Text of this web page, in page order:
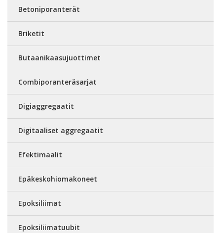
Betoniporanterät
Briketit
Butaanikaasujuottimet
Combiporanteräsarjat
Digiaggregaatit
Digitaaliset aggregaatit
Efektimaalit
Epäkeskohiomakoneet
Epoksiliimat
Epoksiliimatuubit